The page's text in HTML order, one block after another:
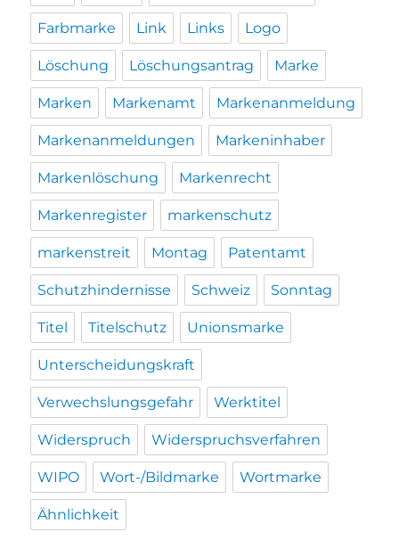
Farbmarke Link Links Logo
Löschung Löschungsantrag Marke
Marken Markenamt Markenanmeldung
Markenanmeldungen Markeninhaber
Markenlöschung Markenrecht
Markenregister markenschutz
markenstreit Montag Patentamt
Schutzhindernisse Schweiz Sonntag
Titel Titelschutz Unionsmarke
Unterscheidungskraft
Verwechslungsgefahr Werktitel
Widerspruch Widerspruchsverfahren
WIPO Wort-/Bildmarke Wortmarke
Ähnlichkeit